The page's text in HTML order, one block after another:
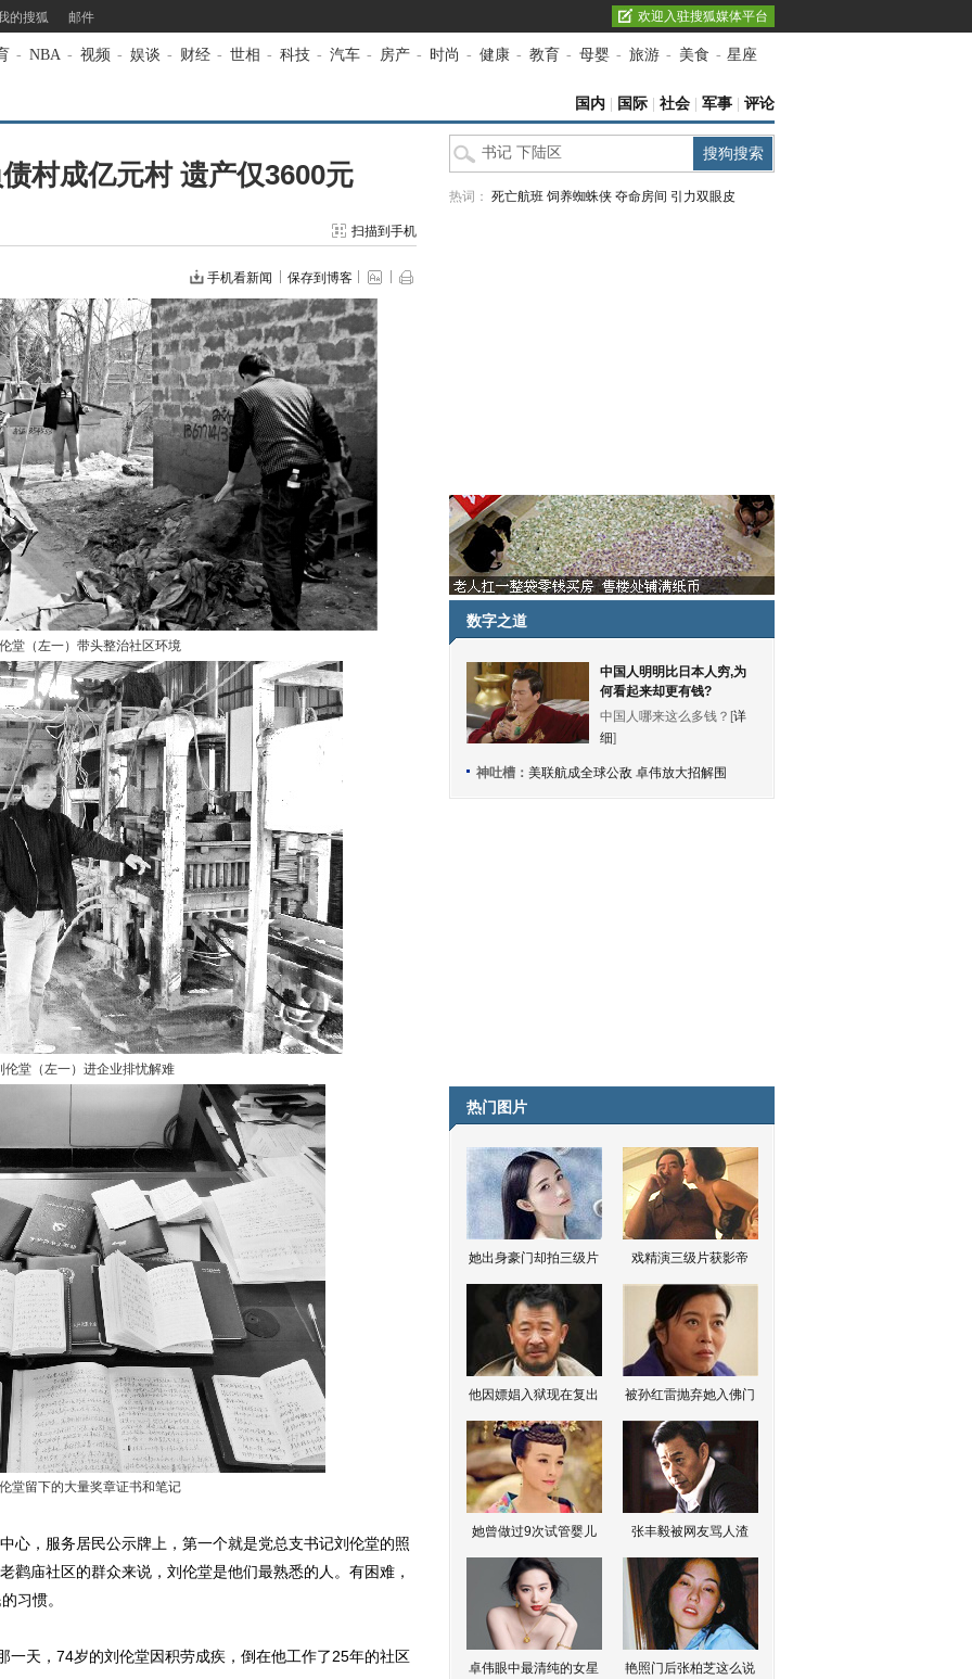
的搜狐 邮件 欢迎入驻搜狐媒体平台
- NBA - 视频 - 娱谈 - 财经 - 世相 - 科技 - 汽车 - 房产 - 时尚 - 健康 - 教育 - 母婴 - 旅游 - 美食 - 星座
国内 国际 社会 军事 评论
村成亿元村 遗产仅3600元
扫描到手机
手机看新闻 保存到博客
堂（左一）带头整治社区环境
伦堂（左一）进企业排忧解难
堂留下的大量奖章证书和笔记
，服务居民公示牌上，第一个就是党总支书记刘伦堂的照
鹳庙社区的群众来说，刘伦堂是他们最熟悉的人。有困难，
习惯。
，74岁的刘伦堂因积劳成疾，倒在他工作了25年的社区
热词： 死亡航班 饲养蜘蛛侠 夺命房间 引力双眼皮
数字之道
中国人明明比日本人穷,为
何看起来却更有钱?
中国人哪来这么多钱？[详
细]
神吐槽： 美联航成全球公敌 卓伟放大招解围
热门图片
她出身豪门却拍三级片 戏精演三级片获影帝
他因嫖娼入狱现在复出 被孙红雷抛弃她入佛门
她曾做过9次试管婴儿 张丰毅被网友骂人渣
卓伟眼中最清纯的女星 艳照门后张柏芝这么说